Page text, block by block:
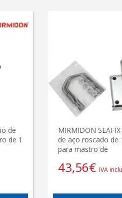
de
de 1
MIRMIDON
de aço roscado de
para mastro de
43,56€ IVA